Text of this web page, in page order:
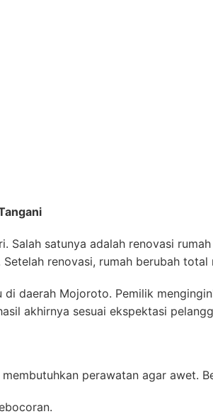
satunya adalah renovasi
renovasi, rumah berubah
daerah Mojoroto. Pemilik
akhirnya sesuai ekspektasi
perawatan agar awet.